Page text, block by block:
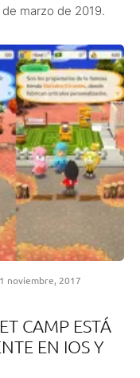
marzo de 2019.
noviembre, 2017
CAMP ESTÁ
EN IOS Y